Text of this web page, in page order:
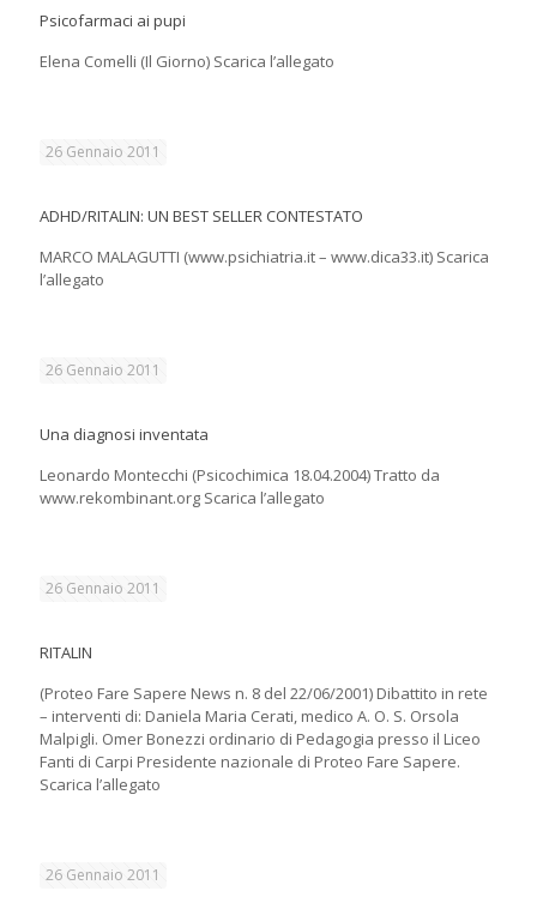
Psicofarmaci ai pupi
Elena Comelli (Il Giorno) Scarica l’allegato
26 Gennaio 2011
ADHD/RITALIN: UN BEST SELLER CONTESTATO
MARCO MALAGUTTI (www.psichiatria.it – www.dica33.it) Scarica
l’allegato
26 Gennaio 2011
Una diagnosi inventata
Leonardo Montecchi (Psicochimica 18.04.2004) Tratto da
www.rekombinant.org Scarica l’allegato
26 Gennaio 2011
RITALIN
(Proteo Fare Sapere News n. 8 del 22/06/2001) Dibattito in rete
– interventi di: Daniela Maria Cerati, medico A. O. S. Orsola
Malpigli. Omer Bonezzi ordinario di Pedagogia presso il Liceo
Fanti di Carpi Presidente nazionale di Proteo Fare Sapere.
Scarica l’allegato
26 Gennaio 2011